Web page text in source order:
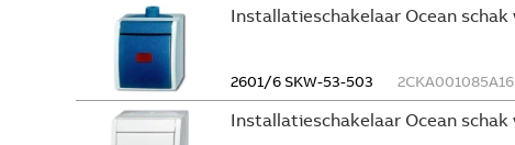
Installatieschakelaar Ocean
2601/6 SKW-53-503
Installatieschakelaar Ocean